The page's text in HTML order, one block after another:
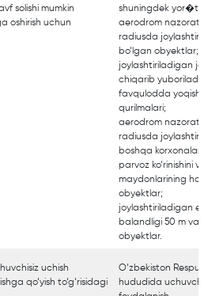
solishi mumkin
oshirish uchun
shuningdek
aerodrom nazorat
radiusda
bo‘lgan obyektlar;
joylashtiriladigan
chiqarib
favqulodda yoqish
qurilmalari;
aerodrom nazorat
radiusda
boshqa korxonalar
parvoz ko‘rinishini
maydonlarining
obyektlar;
joylashtiriladigan
balandligi 50 m va
obyektlar.
uchish
qo‘yish to‘g‘risidagi
O‘zbekiston
hududida